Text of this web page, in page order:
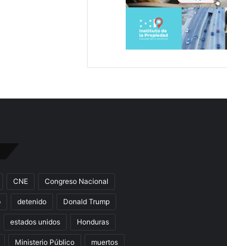
CNE Congreso Nacional
detenido Donald Trump
estados unidos Honduras
Ministerio Público muertos